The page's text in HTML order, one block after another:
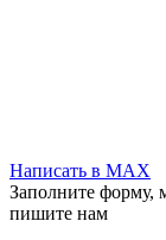
Написать в MAX
Заполните форму,
пишите нам